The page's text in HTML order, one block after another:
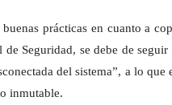
prácticas en cuanto a
de Seguridad, se debe de
del sistema”, a lo
inmutable.